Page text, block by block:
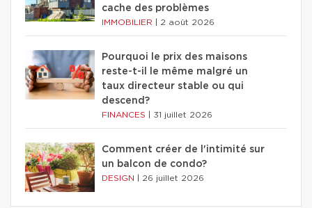
cache des problèmes
IMMOBILIER 2 août 2026
Pourquoi le prix des maisons
reste-t-il le même malgré un
taux directeur stable ou qui
descend?
FINANCES 31 juillet 2026
Comment créer de l'intimité sur
un balcon de condo?
DESIGN 26 juillet 2026